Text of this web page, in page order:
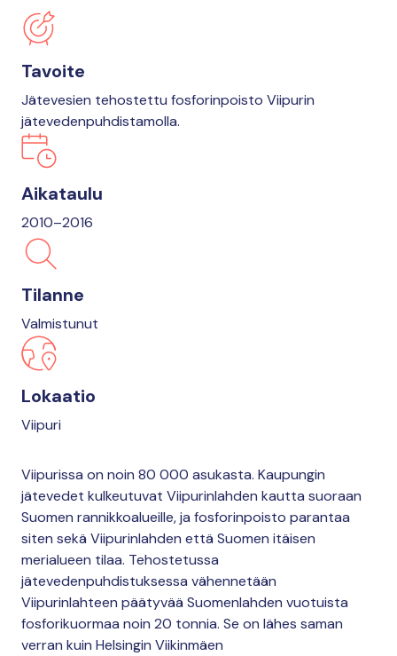
Tavoite
Jätevesien tehostettu fosforinpoisto Viipurin
jätevedenpuhdistamolla.
Aikataulu
2010–2016
Tilanne
Valmistunut
Lokaatio
Viipuri
Viipurissa on noin 80 000 asukasta. Kaupungin
jätevedet kulkeutuvat Viipurinlahden kautta suoraan
Suomen rannikkoalueille, ja fosforinpoisto parantaa
siten sekä Viipurinlahden että Suomen itäisen
merialueen tilaa. Tehostetussa
jätevedenpuhdistuksessa vähennetään
Viipurinlahteen päätyvää Suomenlahden vuotuista
fosforikuormaa noin 20 tonnia. Se on lähes saman
verran kuin Helsingin Viikinmäen